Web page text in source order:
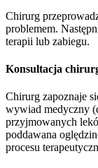
Chirurg
problemem.
terapii lub zabiegu.
Konsultacja
Chirurg zapoznaje
wywiad medyczny
przyjmowanych
poddawana
procesu